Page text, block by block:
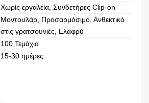
Χωρίς εργαλεία, Συνδετήρες Clip-on
Μοντουλάρ, Προσαρμόσιμο, Ανθεκτικό
στις γρατσουνιές, Ελαφρύ
100 Τεμάχια
15-30 ημέρες